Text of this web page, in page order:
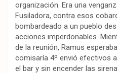
organización. Era una
Fusiladora, contra esos
bombardeado a un pueblo
acciones imperdonables.
de la reunión, Ramus
comisaría 4º envió efectivos
el bar y sin encender las